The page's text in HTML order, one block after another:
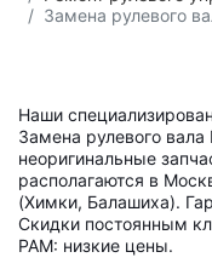
Замена рулевого
Наши
Замена рулевого
неоригинальные
располагаются в
(Химки, Балашиха).
Скидки постоянным
РАМ: низкие цены.